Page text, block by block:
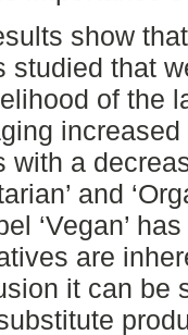
show
studied that
of the
with a
and
‘Vegan’
are
it can be